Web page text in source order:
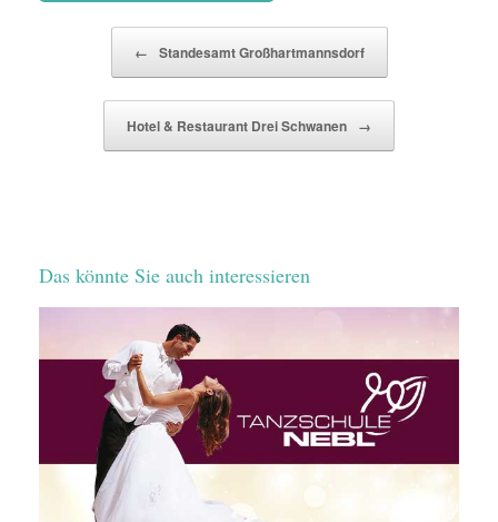
← Standesamt Großhartmannsdorf
Hotel & Restaurant Drei Schwanen →
Das könnte Sie auch interessieren